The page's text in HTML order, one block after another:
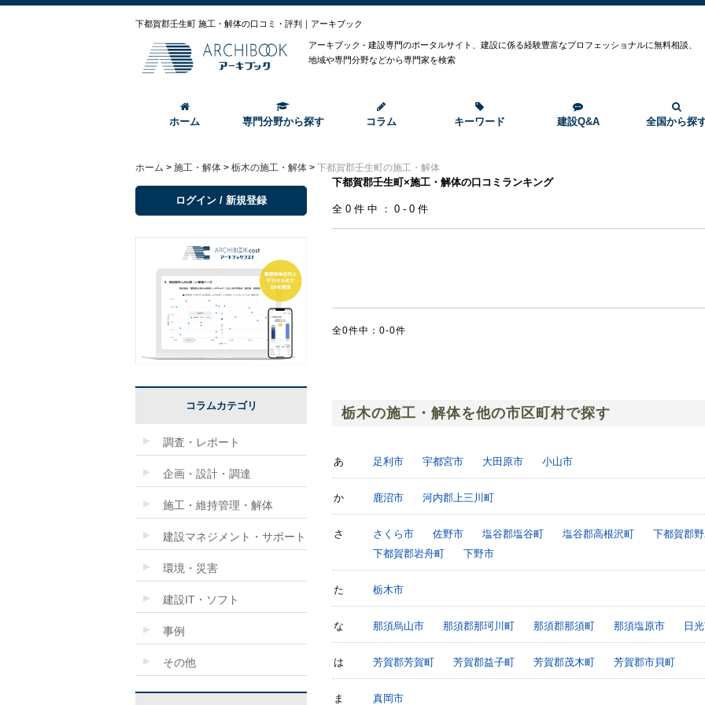
下都賀郡壬生町 施工・解体の口コミ・評判｜アーキブック
アーキブック - 建設専門のポータルサイト、建設に係る経験豊富なプロフェッショナルに無料相談、
地域や専門分野などから専門家を検索
ホーム 専門分野から探す コラム キーワード 建設Q&A 全国から探
ホーム > 施工・解体 > 栃木の施工・解体 > 下都賀郡壬生町の施工・解体
下都賀郡壬生町×施工・解体の口コミランキング
全0件中：0-0件
全0件中：0-0件
栃木の施工・解体を他の市区町村で探す
あ 足利市 宇都宮市 大田原市 小山市
か 鹿沼市 河内郡上三川町
さ さくら市 佐野市 塩谷郡塩谷町 塩谷郡高根沢町 下都賀郡
下都賀郡岩舟町
下野市
た 栃木市
な 那須烏山市 那須郡那珂川町 那須郡那須町 那須塩原市 日
は 芳賀郡芳賀町 芳賀郡益子町 芳賀郡茂木町 芳賀郡市貝町
ま 真岡市
ログイン / 新規登録
コラムカテゴリ
調査・レポート
企画・設計・調達
施工・維持管理・解体
建設マネジメント・サポート
環境・災害
建設IT・ソフト
事例
その他